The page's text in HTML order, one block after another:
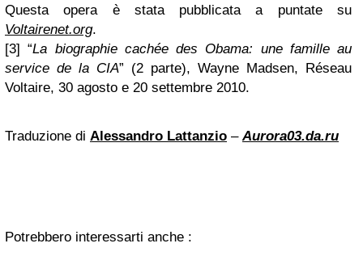
Questa opera è stata pubblicata a puntate su
Voltairenet.org.
[3] “La biographie cachée des Obama: une famille au
service de la CIA” (2 parte), Wayne Madsen, Réseau
Voltaire, 30 agosto e 20 settembre 2010.
Traduzione di Alessandro Lattanzio –Aurora03.da.ru
Potrebbero interessarti anche :